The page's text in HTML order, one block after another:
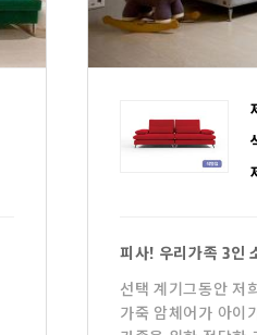
피사! 우리가족 3인
선택 계기그동안 저
가죽 암체어가 아이